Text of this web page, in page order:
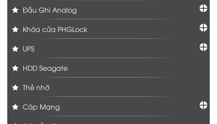
Đầu Ghi Analog
Khóa cửa PHGLock
UPS
HDD Seagate
Thẻ nhớ
Cáp Mạng